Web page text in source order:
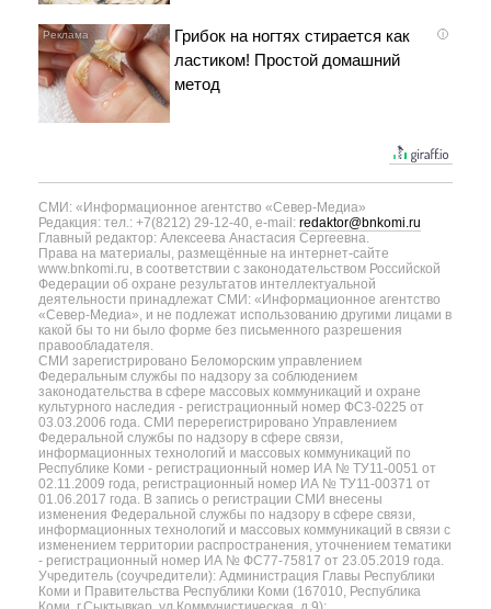
i
Грибок на ногтях стирается как
ластиком! Простой домашний
метод
СМИ: «Информационное агентство «Север-Медиа»
Редакция: тел.: +7(8212) 29-12-40, e-mail: redaktor@bnkomi.ru
Главный редактор: Алексеева Анастасия Сергеевна.
Права на материалы, размещённые на интернет-сайте
www.bnkomi.ru, в соответствии с законодательством Российской
Федерации об охране результатов интеллектуальной
деятельности принадлежат СМИ: «Информационное агентство
«Север-Медиа», и не подлежат использованию другими лицами в
какой бы то ни было форме без письменного разрешения
правообладателя.
СМИ зарегистрировано Беломорским управлением
Федеральным службы по надзору за соблюдением
законодательства в сфере массовых коммуникаций и охране
культурного наследия - регистрационный номер ФС3-0225 от
03.03.2006 года. СМИ перерегистрировано Управлением
Федеральной службы по надзору в сфере связи,
информационных технологий и массовых коммуникаций по
Республике Коми - регистрационный номер ИА № ТУ11-0051 от
02.11.2009 года, регистрационный номер ИА № ТУ11-00371 от
01.06.2017 года. В запись о регистрации СМИ внесены
изменения Федеральной службы по надзору в сфере связи,
информационных технологий и массовых коммуникаций в связи с
изменением территории распространения, уточнением тематики
- регистрационный номер ИА № ФС77-75817 от 23.05.2019 года.
Учредитель (соучредители): Администрация Главы Республики
Коми и Правительства Республики Коми (167010, Республика